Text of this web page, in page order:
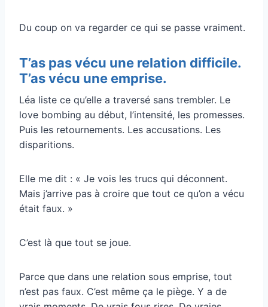
Du coup on va regarder ce qui se passe vraiment.
T’as pas vécu une relation difficile.
T’as vécu une emprise.
Léa liste ce qu’elle a traversé sans trembler. Le
love bombing au début, l’intensité, les promesses.
Puis les retournements. Les accusations. Les
disparitions.
Elle me dit : « Je vois les trucs qui déconnent.
Mais j’arrive pas à croire que tout ce qu’on a vécu
était faux. »
C’est là que tout se joue.
Parce que dans une relation sous emprise, tout
n’est pas faux. C’est même ça le piège. Y a de